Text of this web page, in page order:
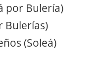
por Bulería)
Bulerías)
(Soleá)